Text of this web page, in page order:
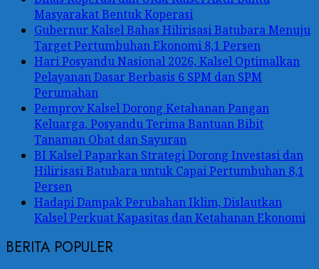
Masyarakat Bentuk Koperasi
Gubernur Kalsel Bahas Hilirisasi Batubara Menuju
Target Pertumbuhan Ekonomi 8,1 Persen
Hari Posyandu Nasional 2026, Kalsel Optimalkan
Pelayanan Dasar Berbasis 6 SPM dan SPM
Perumahan
Pemprov Kalsel Dorong Ketahanan Pangan
Keluarga, Posyandu Terima Bantuan Bibit
Tanaman Obat dan Sayuran
BI Kalsel Paparkan Strategi Dorong Investasi dan
Hilirisasi Batubara untuk Capai Pertumbuhan 8,1
Persen
Hadapi Dampak Perubahan Iklim, Dislautkan
Kalsel Perkuat Kapasitas dan Ketahanan Ekonomi
BERITA POPULER